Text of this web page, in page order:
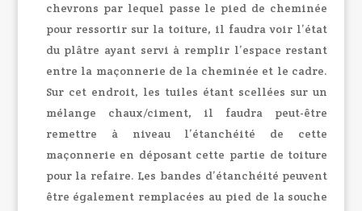
chevrons par lequel passe le pied de cheminée
pour ressortir sur la toiture, il faudra voir l’état
du plâtre ayant servi à remplir l’espace restant
entre la maçonnerie de la cheminée et le cadre.
Sur cet endroit, les tuiles étant scellées sur un
mélange chaux/ciment, il faudra peut-être
remettre à niveau l’étanchéité de cette
maçonnerie en déposant cette partie de toiture
pour la refaire. Les bandes d’étanchéité peuvent
être également remplacées au pied de la souche